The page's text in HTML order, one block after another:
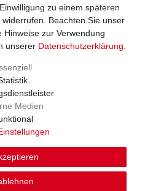
zu einem späteren
Beachten Sie unser
Hinweise zur Verwendung
unserer Daten­schutz­erklärung
Medien